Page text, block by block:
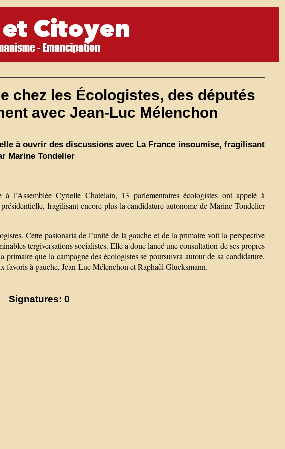
chez les Écologistes, des députés
avec Jean-Luc Mélenchon
à ouvrir des discussions avec La France insoumise, fragilisant
Marine Tondelier
l’Assemblée Cyrielle Chatelain, 13 parlementaires écologistes ont appelé à
fragilisant encore plus la candidature autonome de Marine Tondelier
Cette pasionaria de l’unité de la gauche et de la primaire voit la perspective
tergiversations socialistes. Elle a donc lancé une consultation de ses propres
que la campagne des écologistes se poursuivra autour de sa candidature.
favoris à gauche, Jean-Luc Mélenchon et Raphaël Glucksmann.
Signatures: 0